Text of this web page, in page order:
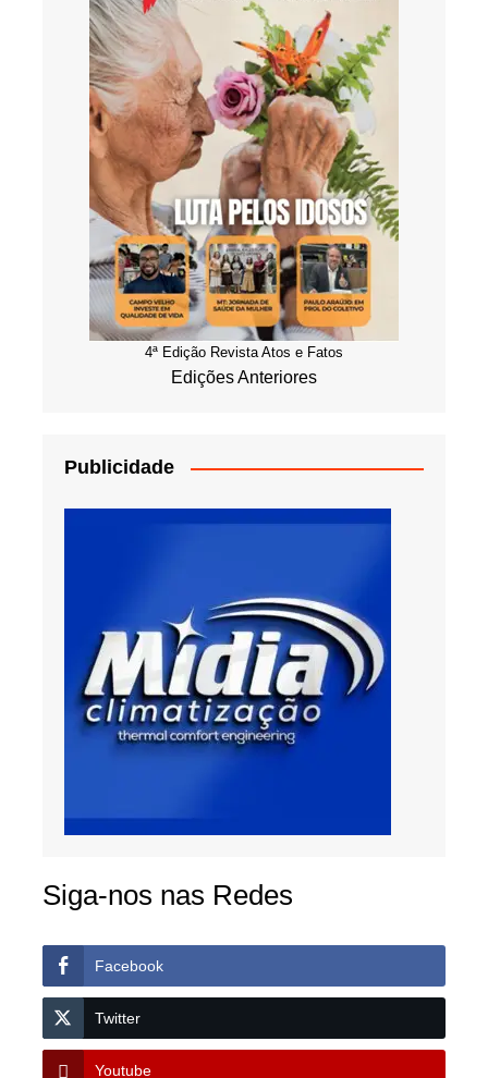
4ª Edição Revista Atos e Fatos
Edições Anteriores
Publicidade
Siga-nos nas Redes
Facebook
Twitter
Youtube